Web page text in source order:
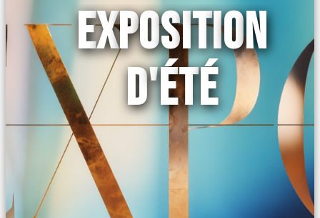
EXPOSITION
D'ÉTÉ